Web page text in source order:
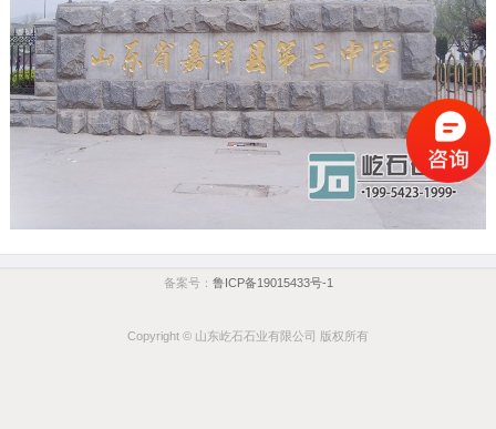
备案号： 鲁ICP备19015433号-1
Copyright © 山东屹石石业有限公司 版权所有